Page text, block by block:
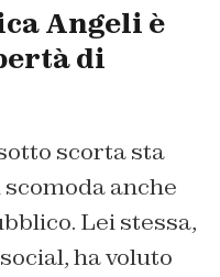
Angeli è
di
scorta sta
anche
Lei stessa,
ha voluto